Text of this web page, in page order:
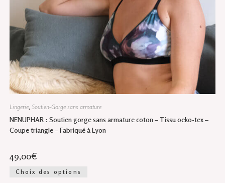
Lingerie, Soutien-Gorge sans armature
NENUPHAR : Soutien gorge sans armature coton – Tissu oeko-tex –
Coupe triangle – Fabriqué à Lyon
49,00€
Choix des options